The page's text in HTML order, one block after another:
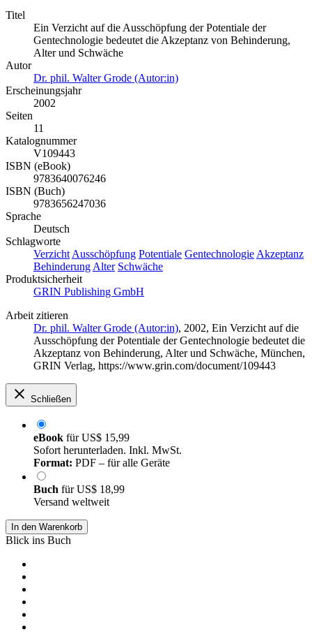
Titel
Ein Verzicht auf die Ausschöpfung der Potentiale der
Gentechnologie bedeutet die Akzeptanz von Behinderung,
Alter und Schwäche
Autor
Dr. phil. Walter Grode (Autor:in)
Erscheinungsjahr
2002
Seiten
11
Katalognummer
V109443
ISBN (eBook)
9783640076246
ISBN (Buch)
9783656247036
Sprache
Deutsch
Schlagworte
Verzicht Ausschöpfung Potentiale Gentechnologie Akzeptanz
Behinderung Alter Schwäche
Produktsicherheit
GRIN Publishing GmbH
Arbeit zitieren
Dr. phil. Walter Grode (Autor:in), 2002, Ein Verzicht auf die
Ausschöpfung der Potentiale der Gentechnologie bedeutet die
Akzeptanz von Behinderung, Alter und Schwäche, München,
GRIN Verlag, https://www.grin.com/document/109443
Schließen
eBook fürUS$ 15,99
Sofort herunterladen. Inkl. MwSt.
Format: PDF – für alle Geräte
Buch fürUS$ 18,99
Versand weltweit
In den Warenkorb
Blick ins Buch